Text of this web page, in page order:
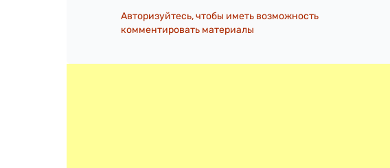
Авторизуйтесь, чтобы иметь возможность
комментировать материалы